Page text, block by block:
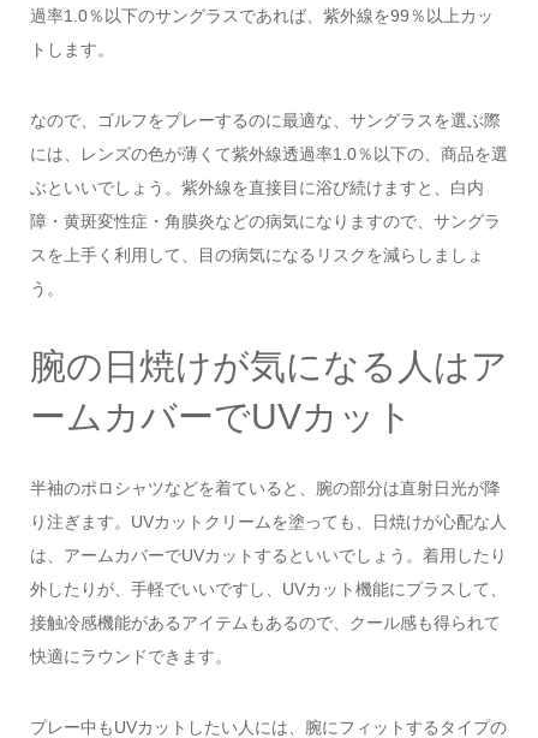
過率1.0％以下のサングラスであれば、紫外線を99％以上カッ
トします。
なので、ゴルフをプレーするのに最適な、サングラスを選ぶ際
には、レンズの色が薄くて紫外線透過率1.0％以下の、商品を選
ぶといいでしょう。紫外線を直接目に浴び続けますと、白内
障・黄斑変性症・角膜炎などの病気になりますので、サングラ
スを上手く利用して、目の病気になるリスクを減らしましょ
う。
腕の日焼けが気になる人はア
ームカバーでUVカット
半袖のポロシャツなどを着ていると、腕の部分は直射日光が降
り注ぎます。UVカットクリームを塗っても、日焼けが心配な人
は、アームカバーでUVカットするといいでしょう。着用したり
外したりが、手軽でいいですし、UVカット機能にプラスして、
接触冷感機能があるアイテムもあるので、クール感も得られて
快適にラウンドできます。
プレー中もUVカットしたい人には、腕にフィットするタイプの